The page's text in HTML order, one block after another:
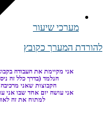
מערכי שיעור
להורדת המערך כקובץ
אני מקיימת את העבודה
הנלמד (בדרך כלל זה
הקבוצות שאני מרכיבה מונות 7-8 ילדים בקבוצה
אני עושה יום אחד שבו אני
למתוח את זה